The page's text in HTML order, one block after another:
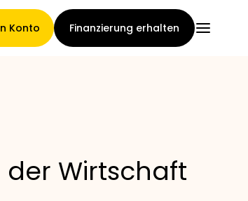
Konto Finanzierung erhalten
der Wirtschaft